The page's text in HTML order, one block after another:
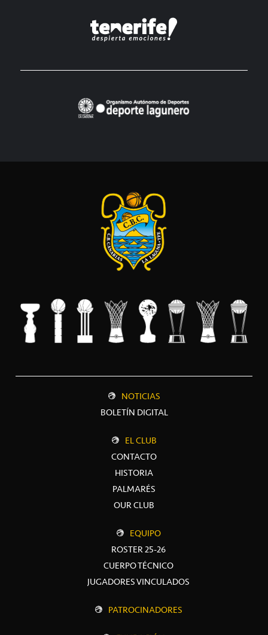
NOTICIAS
BOLETÍN DIGITAL
EL CLUB
CONTACTO
HISTORIA
PALMARÉS
OUR CLUB
EQUIPO
ROSTER 25-26
CUERPO TÉCNICO
JUGADORES VINCULADOS
PATROCINADORES